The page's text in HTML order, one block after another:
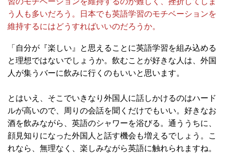
う人も多いだろう。日本でも英語学習のモチベーションを
維持するにはどうすればいいのだろうか。
「自分が『楽しい』と思えることに英語学習を組み込める
と理想ではないでしょうか。飲むことが好きな人は、外国
人が集うバーに飲みに行くのもいいと思います。
とはいえ、そこでいきなり外国人に話しかけるのはハード
ルが高いので、周りの会話を聞くだけでもいい。好きなお
酒を飲みながら、英語のシャワーを浴びる。通ううちに、
顔見知りになった外国人と話す機会も増えるでしょう。こ
れなら、無理なく、楽しみながら英語に触れられますね。